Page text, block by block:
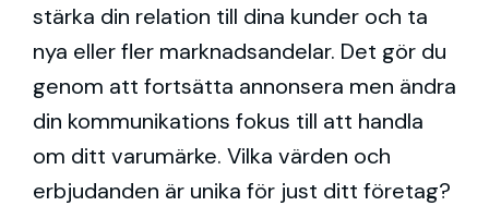
stärka din relation till dina kunder och ta
nya eller fler marknadsandelar. Det gör du
genom att fortsätta annonsera men ändra
din kommunikations fokus till att handla
om ditt varumärke. Vilka värden och
erbjudanden är unika för just ditt företag?